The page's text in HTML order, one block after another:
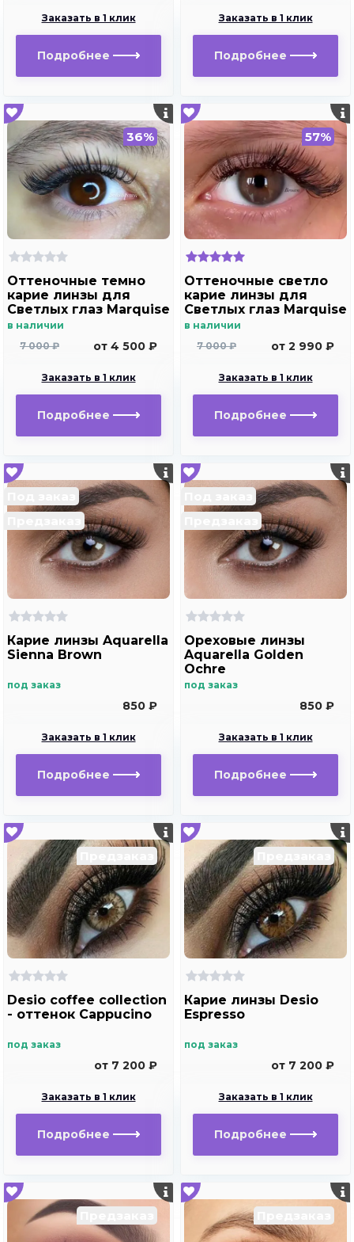
Заказать в 1 клик
Подробнее
дальнозоркости и
близорукости
Заказать в 1 клик
Подробнее
36%
Оттеночные темно
карие линзы для
Светлых глаз Marquise
Solo brown с
карие ) /Плюсовые
дальнозоркости и
близорукости
в наличии
7 000 ₽
от 4 500 ₽
Заказать в 1 клик
Подробнее
57%
Оттеночные светло
карие линзы для
Светлых глаз Marquise
Solo brown без
Плюсовые диоптрии
и близорукости
в наличии
7 000 ₽
от 2 990 ₽
Заказать в 1 клик
Подробнее
Карие линзы Aquarella
Sienna Brown
под заказ
850 ₽
Заказать в 1 клик
Подробнее
Ореховые линзы
Aquarella Golden
Ochre
под заказ
850 ₽
Заказать в 1 клик
Подробнее
Desio coffee collection
- оттенок Cappucino
под заказ
от 7 200 ₽
Заказать в 1 клик
Подробнее
Карие линзы Desio
Espresso
под заказ
от 7 200 ₽
Заказать в 1 клик
Подробнее